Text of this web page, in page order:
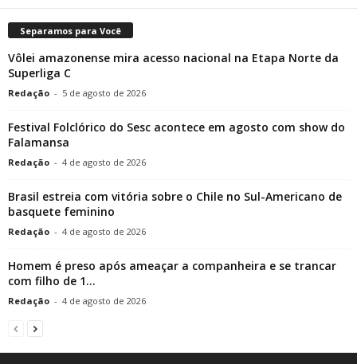
Separamos para Você
Vôlei amazonense mira acesso nacional na Etapa Norte da
Superliga C
Redação - 5 de agosto de 2026
Festival Folclórico do Sesc acontece em agosto com show do
Falamansa
Redação - 4 de agosto de 2026
Brasil estreia com vitória sobre o Chile no Sul-Americano de
basquete feminino
Redação - 4 de agosto de 2026
Homem é preso após ameaçar a companheira e se trancar
com filho de 1...
Redação - 4 de agosto de 2026